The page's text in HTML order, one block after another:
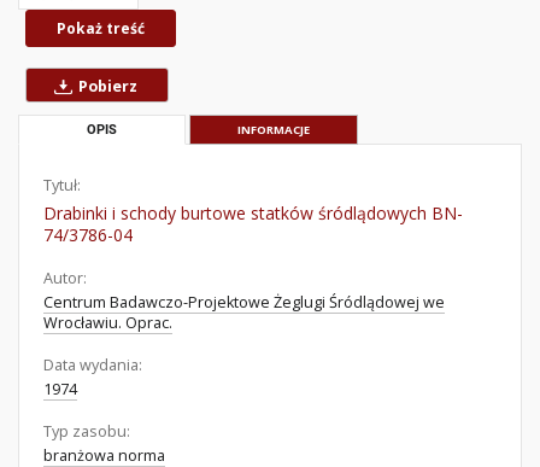
Pokaż treść
Pobierz
OPIS INFORMACJE
Tytuł:
Drabinki i schody burtowe statków śródlądowych BN-
74/3786-04
Autor:
Centrum Badawczo-Projektowe Żeglugi Śródlądowej we
Wrocławiu. Oprac.
Data wydania:
1974
Typ zasobu:
branżowa norma